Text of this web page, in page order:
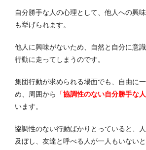
自分勝手な人の心理として、他人への興
も挙げられます。
他人に興味がないため、自然と自分に意
行動に走ってしまうのです。
集団行動が求められる場面でも、自由に
め、周囲から
「協調性のない自分勝手な人
います。
協調性のない行動ばかりとっていると、
及ぼし、友達と呼べる人が一人もいない